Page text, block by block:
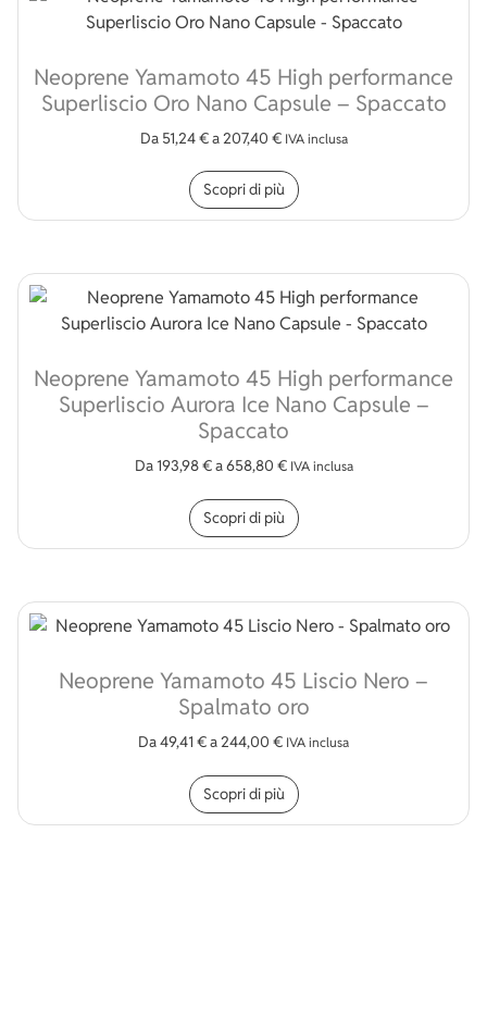
Neoprene Yamamoto 45 High performance
Superliscio Oro Nano Capsule – Spaccato
Da 51,24€a207,40 € IVA inclusa
Scopri di più
Neoprene Yamamoto 45 High performance
Superliscio Aurora Ice Nano Capsule –
Spaccato
Da 193,98€a658,80 € IVA inclusa
Scopri di più
Neoprene Yamamoto 45 Liscio Nero –
Spalmato oro
Da49,41 €a244,00 € IVA inclusa
Scopri di più